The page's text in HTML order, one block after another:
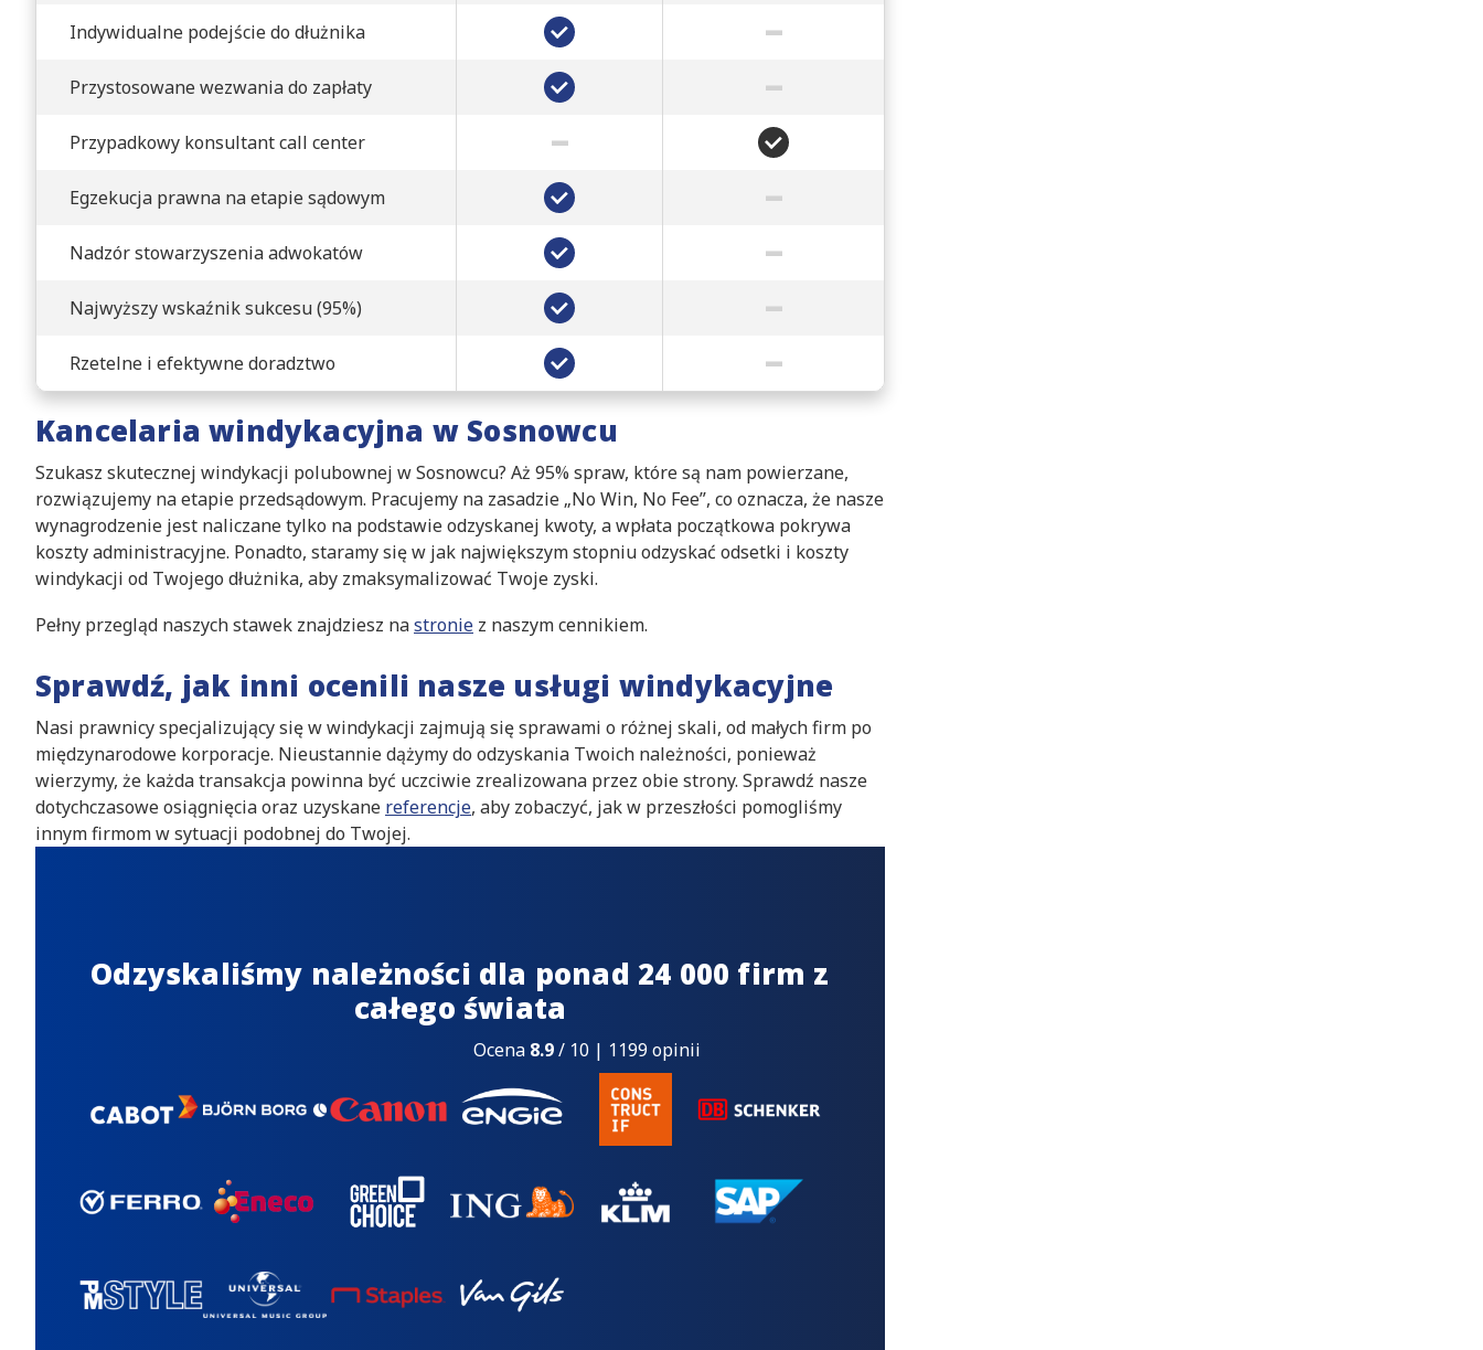
Indywidualne podejście do dłużnika ✔ –
Przystosowane wezwania do zapłaty ✔ –
Przypadkowy konsultant call center – ✔
Egzekucja prawna na etapie sądowym ✔ –
Nadzór stowarzyszenia adwokatów ✔ –
Najwyższy wskaźnik sukcesu (95%) ✔ –
Rzetelne i efektywne doradztwo ✔ –
Kancelaria windykacyjna w Sosnowcu
Szukasz skutecznej windykacji polubownej w Sosnowcu? Aż 95% spraw, które są nam powierzane,
rozwiązujemy na etapie przedsądowym. Pracujemy na zasadzie „No Win, No Fee”, co oznacza, że nasze
wynagrodzenie jest naliczane tylko na podstawie odzyskanej kwoty, a wpłata początkowa pokrywa
koszty administracyjne. Ponadto, staramy się w jak największym stopniu odzyskać odsetki i koszty
windykacji od Twojego dłużnika, aby zmaksymalizować Twoje zyski.
Pełny przegląd naszych stawek znajdziesz nastronie z naszym cennikiem.
Sprawdź, jak inni ocenili nasze usługi windykacyjne
Nasi prawnicy specjalizujący się w windykacji zajmują się sprawami o różnej skali, od małych firm po
międzynarodowe korporacje. Nieustannie dążymy do odzyskania Twoich należności, ponieważ
wierzymy, że każda transakcja powinna być uczciwie zrealizowana przez obie strony. Sprawdź nasze
dotychczasowe osiągnięcia oraz uzyskane referencje, aby zobaczyć, jak w przeszłości pomogliśmy
innym firmom w sytuacji podobnej do Twojej.
Odzyskaliśmy należności dla ponad 24 000 firm z
całego świata
Ocena 8.9/ 10 | 1199 opinii